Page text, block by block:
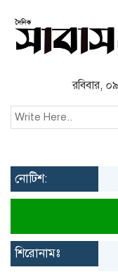
রবিবার,
নোটিশ:
শিরোনামঃ